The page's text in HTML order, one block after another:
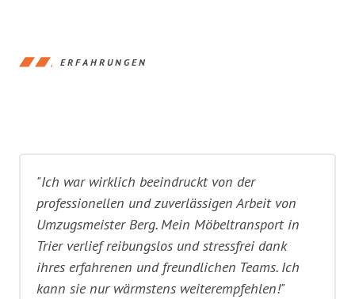
ERFAHRUNGEN
"Ich war wirklich beeindruckt von der
professionellen und zuverlässigen Arbeit von
Umzugsmeister Berg. Mein Möbeltransport in
Trier verlief reibungslos und stressfrei dank
ihres erfahrenen und freundlichen Teams. Ich
kann sie nur wärmstens weiterempfehlen!"